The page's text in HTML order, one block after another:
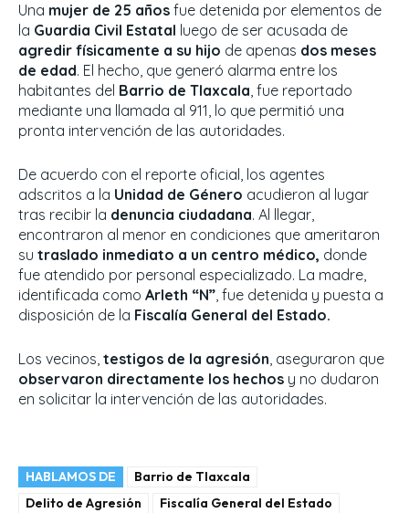
Una mujer de 25 años fue detenida por elementos de
la Guardia Civil Estatal luego de ser acusada de
agredir físicamente a su hijo de apenas dos meses
de edad. El hecho, que generó alarma entre los
habitantes del Barrio de Tlaxcala, fue reportado
mediante una llamada al 911, lo que permitió una
pronta intervención de las autoridades.
De acuerdo con el reporte oficial, los agentes
adscritos a la Unidad de Género acudieron al lugar
tras recibir la denuncia ciudadana. Al llegar,
encontraron al menor en condiciones que ameritaron
su traslado inmediato a un centro médico, donde
fue atendido por personal especializado. La madre,
identificada como Arleth “N”, fue detenida y puesta a
disposición de la Fiscalía General del Estado.
Los vecinos, testigos de la agresión, aseguraron que
observaron directamente los hechos y no dudaron
en solicitar la intervención de las autoridades.
HABLAMOS DE
Barrio de Tlaxcala
Delito de Agresión
Fiscalía General del Estado